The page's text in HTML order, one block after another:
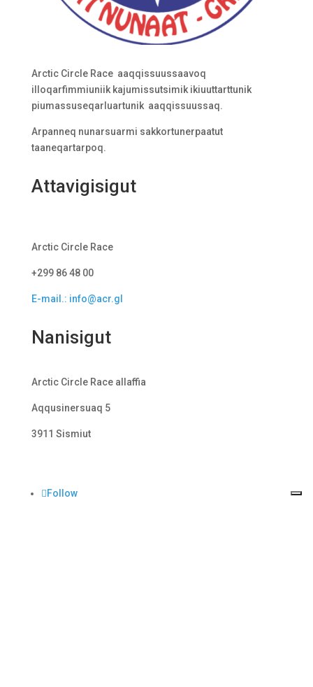
Arctic Circle Race aaqqissuussaavoq
illoqarfimmiuniik kajumissutsimik ikiuuttarttunik
piumassuseqarluartunik aaqqissuussaq.
Arpanneq nunarsuarmi sakkortunerpaatut
taaneqartarpoq.
Attavigisigut
Arctic Circle Race
+299 86 48 00
E-mail.: info@acr.gl
Nanisigut
Arctic Circle Race allaffia
Aqqusinersuaq 5
3911 Sismiut
Follow